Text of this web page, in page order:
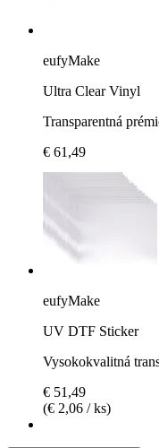
eufyMake
Ultra Clear Vinyl
Transparentná
€ 61,49
eufyMake
UV DTF Sticker
Vysokokvalitná
€ 51,49
(€ 2,06 / ks)